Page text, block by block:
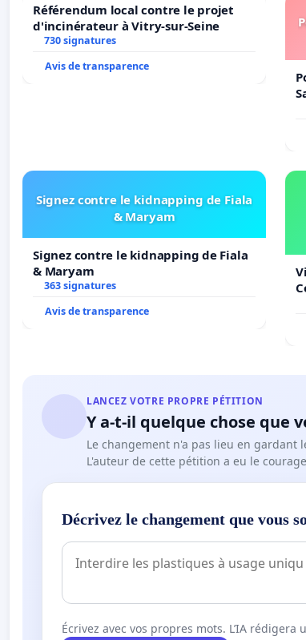
Référendum local contre le projet
d'incinérateur à Vitry-sur-Seine
730 signatures
Avis de transparence
Signez contre le kidnapping de Fiala
& Maryam
Signez contre le kidnapping de Fiala
& Maryam
363 signatures
Avis de transparence
LANCEZ VOTRE PROPRE PÉTITION
Y a-t-il quelque chose que
Le changement n'a pas lieu en gardant
L'auteur de cette pétition a eu le
Décrivez le changement que vous
Écrivez avec vos propres mots. L’IA